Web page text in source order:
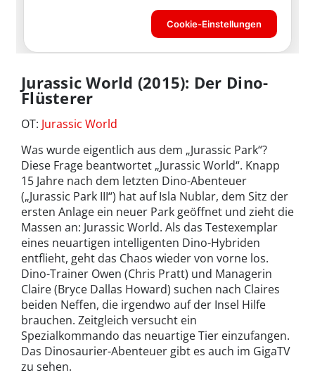
Jurassic World (2015): Der Dino-
Flüsterer
OT: Jurassic World
Was wurde eigentlich aus dem „Jurassic Park“?
Diese Frage beantwortet „Jurassic World“. Knapp
15 Jahre nach dem letzten Dino-Abenteuer
(„Jurassic Park III“) hat auf Isla Nublar, dem Sitz der
ersten Anlage ein neuer Park geöffnet und zieht die
Massen an: Jurassic World. Als das Testexemplar
eines neuartigen intelligenten Dino-Hybriden
entflieht, geht das Chaos wieder von vorne los.
Dino-Trainer Owen (Chris Pratt) und Managerin
Claire (Bryce Dallas Howard) suchen nach Claires
beiden Neffen, die irgendwo auf der Insel Hilfe
brauchen. Zeitgleich versucht ein
Spezialkommando das neuartige Tier einzufangen.
Das Dinosaurier-Abenteuer gibt es auch im GigaTV
zu sehen.